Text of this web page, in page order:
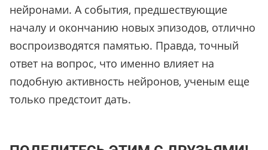
нейронами. А события, предшествующие
началу и окончанию новых эпизодов, отлично
воспроизводятся памятью. Правда, точный
ответ на вопрос, что именно влияет на
подобную активность нейронов, ученым еще
только предстоит дать.